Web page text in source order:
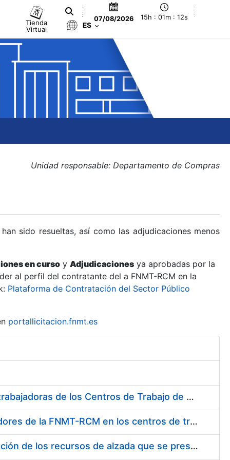
Tienda
Virtual
07/08/2026 15h : 01m : 13s
ES
Unidad responsable: Departamento de Compras
sido resueltas, así como las adjudicaciones menos
en curso y Adjudicaciones ya aprobadas por la
al perfil del contratante del a FNMT-RCM en la
Plataforma de Contratación del Sector Público
portallicitacion.fnmt.es
Suministro de Protectores Auditivos a medida para las personas trabajadoras de los Centros de Trabajo de Madrid y Burgos
Suministro de gafas graduadas antiproyecciones para los trabajadores de la FNMT-RCM en los centros de trabajo de Madrid y Burgos
Servicios de una empresa externa para el asesoramiento y resolución de los recursos de alzada que se presentan relacionados con procesos de selección para la FNMT-RCM